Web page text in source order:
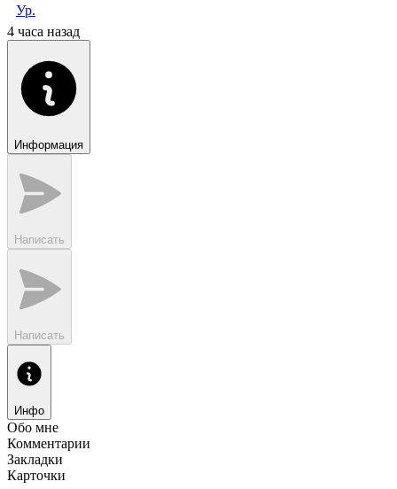
Ур.
4 часа назад
Информация
Написать
Написать
Инфо
Обо мне
Комментарии
Закладки
Карточки